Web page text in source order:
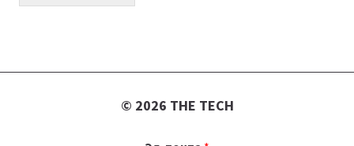
© 2026 THE TECH